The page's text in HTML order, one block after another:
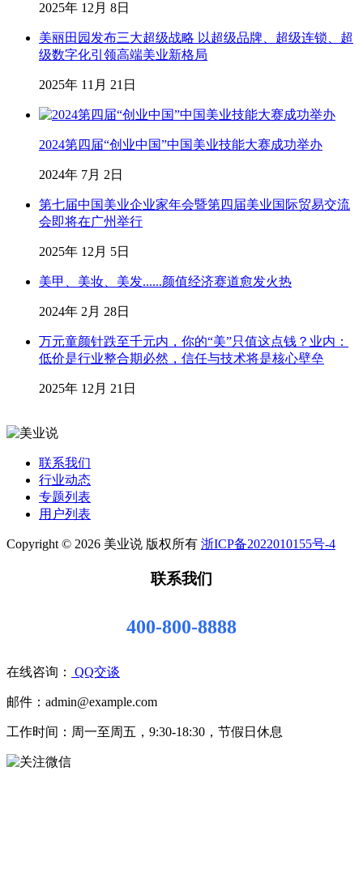
2025年 12月 8日
美丽田园发布三大超级战略 以超级品牌、超级连锁、超
级数字化引领高端美业新格局
2025年 11月 21日
2024第四届“创业中国”中国美业技能大赛成功举办
2024年 7月 2日
第七届中国美业企业家年会暨第四届美业国际贸易交流
会即将在广州举行
2025年 12月 5日
美甲、美妆、美发......颜值经济赛道愈发火热
2024年 2月 28日
万元童颜针跌至千元内，你的“美”只值这点钱？业内：
低价是行业整合期必然，信任与技术将是核心壁垒
2025年 12月 21日
联系我们
行业动态
专题列表
用户列表
Copyright © 2026 美业说 版权所有 浙ICP备2022010155号-4
联系我们
400-800-8888
在线咨询： QQ交谈
邮件：admin@example.com
工作时间：周一至周五，9:30-18:30，节假日休息